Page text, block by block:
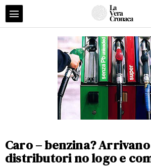
Caro – benzina?
distributori no logo e